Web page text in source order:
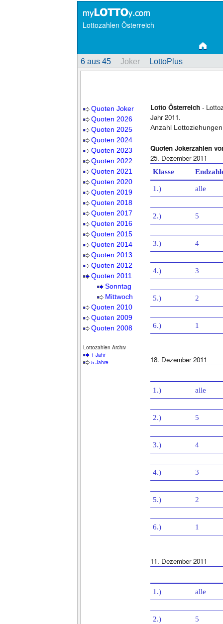
Lottozahlen Österreich
6 aus 45 Joker LottoPlus
Quoten Joker
Quoten 2026
Quoten 2025
Quoten 2024
Quoten 2023
Quoten 2022
Quoten 2021
Quoten 2020
Quoten 2019
Quoten 2018
Quoten 2017
Quoten 2016
Quoten 2015
Quoten 2014
Quoten 2013
Quoten 2012
Quoten 2011
Sonntag
Mittwoch
Quoten 2010
Quoten 2009
Quoten 2008
Lottozahlen Archiv
1 Jahr
5 Jahre
Lotto Österreich -
Jahr 2011.
Anzahl
Quoten Jokerzahlen
25. Dezember 2011
Klasse
1.) alle
2.) 5
3.) 4
4.) 3
5.) 2
6.) 1
18. Dezember 2011
1.) alle
2.) 5
3.) 4
4.) 3
5.) 2
6.) 1
11. Dezember 2011
1.) alle
2.) 5